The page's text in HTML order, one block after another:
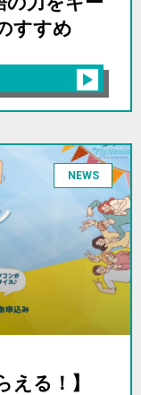
すすめ
NEWS
える！】